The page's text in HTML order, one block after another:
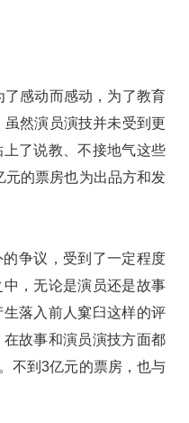
感动而感动，为了教育
然演员演技并未受到更
了说教、不接地气这些
元的票房也为出品方和发
争议，受到了一定程度
，无论是演员还是故事
落入前人窠臼这样的评
故事和演员演技方面都
不到3亿元的票房，也与